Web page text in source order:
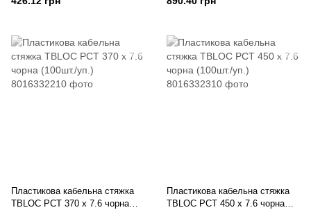
Пластикова кабельна стяжка
TBLOC PCT 370 x 7.6 чорна
Пластикова кабельна стяжка
TBLOC PCT 450 x 7.6 чорна